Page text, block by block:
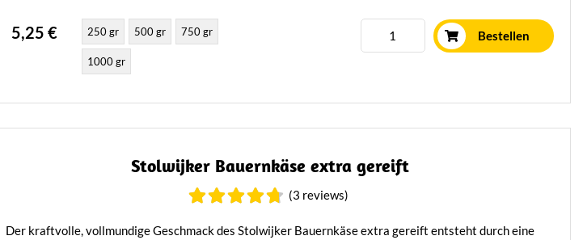
5,25 € 250 gr 500 gr 750 gr
1000 gr
Bestellen
Stolwijker Bauernkäse extra gereift
(3 reviews)
Der kraftvolle, vollmundige Geschmack des Stolwijker Bauernkäse extra gereift entsteht durch eine